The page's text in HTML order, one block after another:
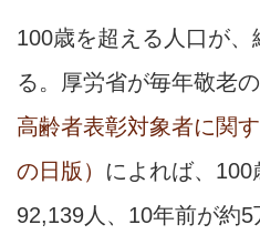
100歳を超える人口が
る。厚労省が毎年敬老
高齢者表彰対象者に関
の日版） によれば、
92,139人、10年前が約